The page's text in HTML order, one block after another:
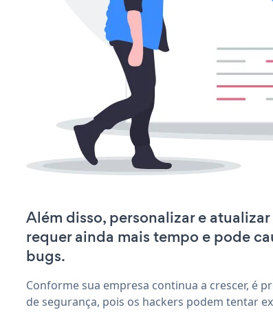
Além disso, personalizar e
requer ainda mais tempo e pode
bugs.
Conforme sua empresa continua a crescer, é
de segurança, pois os hackers podem tentar